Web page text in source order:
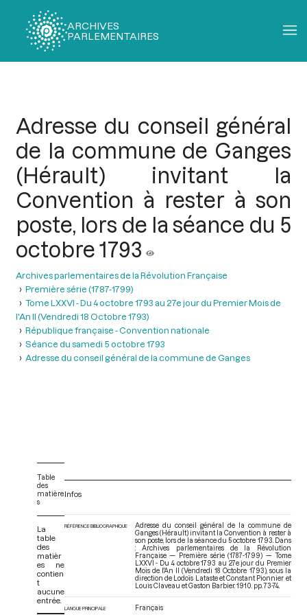
ARCHIVES
PARLEMENTAIRES
Adresse du conseil général
de la commune de Ganges
(Hérault) invitant la
Convention à rester à son
poste, lors de la séance du 5
octobre 1793
Archives parlementaires de la Révolution Française
Première série (1787-1799)
Tome LXXVI - Du 4 octobre 1793 au 27e jour du Premier Mois de
l'An II (Vendredi 18 Octobre 1793)
République française - Convention nationale
Séance du samedi 5 octobre 1793
Adresse du conseil général de la commune de Ganges
Table
des
matière
s
La
table
des
matièr
es ne
contien
t
aucune
entrée.
Infos
RÉFÉRENCE BIBLIOGRAPHIQUE
Adresse du conseil général de la commune de
Ganges (Hérault) invitant la Convention à rester à
son poste, lors de la séance du 5 octobre 1793. Dans
: Archives parlementaires de la Révolution
Française — Première série (1787-1799) — Tome
LXXVI - Du 4 octobre 1793 au 27e jour du Premier
Mois de l'An II (Vendredi 18 Octobre 1793), sous la
direction de Lodoïs Lataste et Constant Pionnier et
Louis Claveau et Gaston Barbier. 1910. pp. 73-74.
LANGUE PRINCIPALE Français